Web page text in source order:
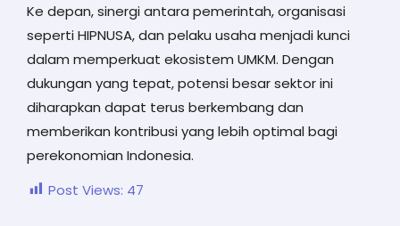
Ke depan, sinergi antara pemerintah, organisasi
seperti HIPNUSA, dan pelaku usaha menjadi kunci
dalam memperkuat ekosistem UMKM. Dengan
dukungan yang tepat, potensi besar sektor ini
diharapkan dapat terus berkembang dan
memberikan kontribusi yang lebih optimal bagi
perekonomian Indonesia.
Post Views: 47